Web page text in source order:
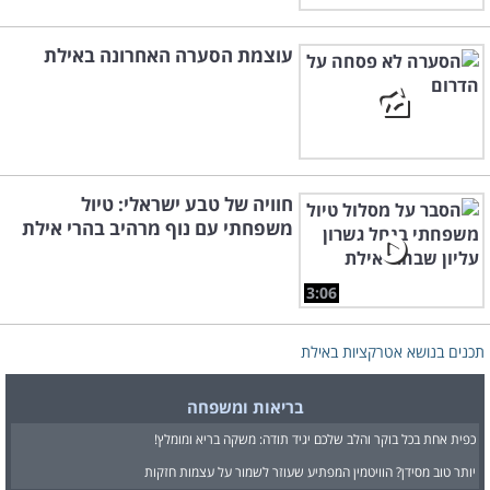
עוצמת הסערה האחרונה באילת
3:06
חוויה של טבע ישראלי: טיול
משפחתי עם נוף מרהיב בהרי אילת
תכנים בנושא אטרקציות באילת
בריאות ומשפחה
כפית אחת בכל בוקר והלב שלכם יגיד תודה: משקה בריא ומומלץ!
יותר טוב מסידן? הוויטמין המפתיע שעוזר לשמור על עצמות חזקות